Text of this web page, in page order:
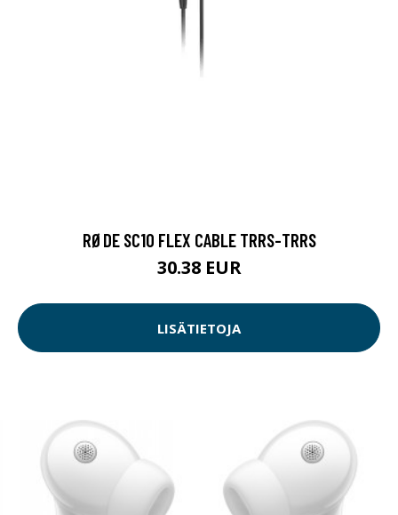
RØDE SC10 FLEX CABLE TRRS-TRRS
30.38 EUR
LISÄTIETOJA